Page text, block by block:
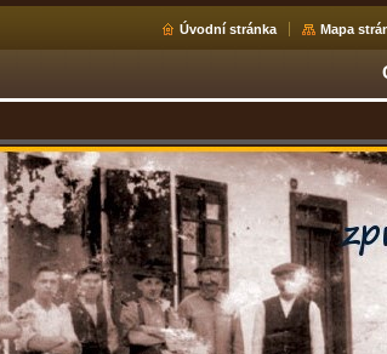
Úvodní stránka Mapa